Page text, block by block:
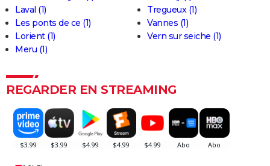
Les Bad Guys
Raya et le dernier dragon : dans les coulisses du film
Disney
Laval (1)
Les ponts de ce (1)
Lorient (1)
Meru (1)
Tregueux (1)
Vannes (1)
Vern sur seiche (1)
REGARDER EN STREAMING